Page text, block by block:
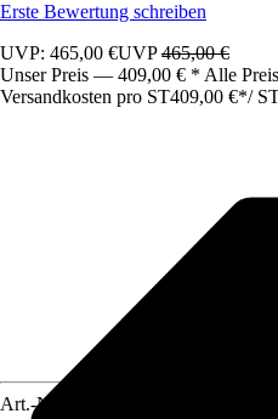
Erste Bewertung schreiben
UVP: 465,00 €UVP465,00 €
Unser Preis — 409,00 € * Alle
Versandkosten pro ST409,00 €*/
Art.-Nr.